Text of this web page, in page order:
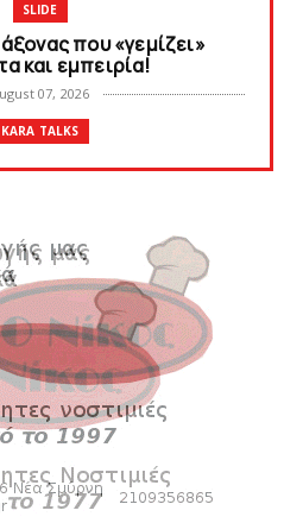
SLIDE
που «γεμίζει»
και εμπειρία!
07, 2026
KARA TALKS
Παρασκευή στις 21:00
τα διαρκείας
τη Θύρα 2
06, 2026
ο Παπαγεωργίου
06, 2026
Tο πρόγραμμα στο
τουρνουά του Bόλου